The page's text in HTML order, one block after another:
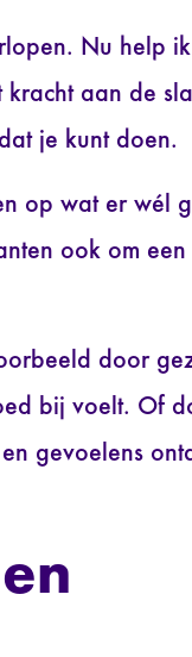
Nu help
aan de
je kunt doen.
op wat er wél
ook om
door
bij voelt. Of
gevoelens